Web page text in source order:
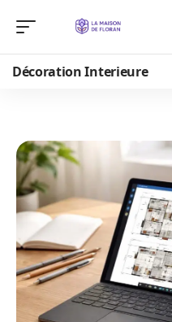
Décoration Interieure